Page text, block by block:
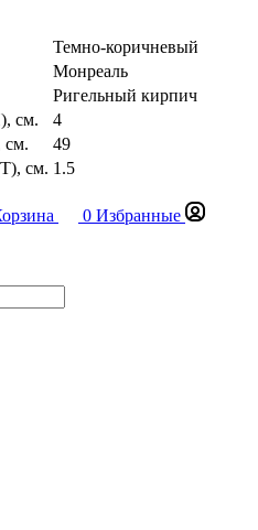
Темно-коричневый
Монреаль
Ригельный кирпич
см.
4
см.
49
см. 1.5
0 Избранные